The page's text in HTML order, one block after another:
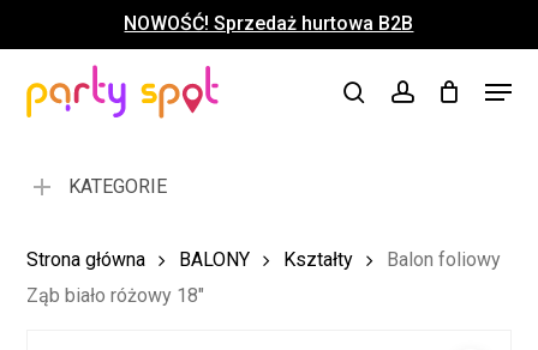
to
content
NOWOŚĆ! Sprzedaż hurtowa B2B
searchaccount
Menu
Koszyk Close
KATEGORIE
Strona główna BALONY Kształty
Balon foliowy
Ząb biało różowy 18″
Menu